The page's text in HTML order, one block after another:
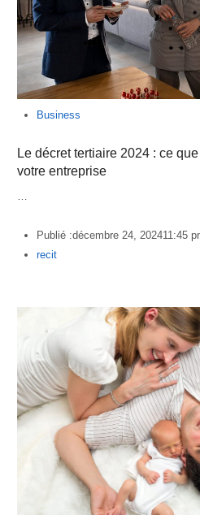
Business
Le décret tertiaire 2024 : ce
votre entreprise
Publié :décembre 24, 202411:45
Author
recit